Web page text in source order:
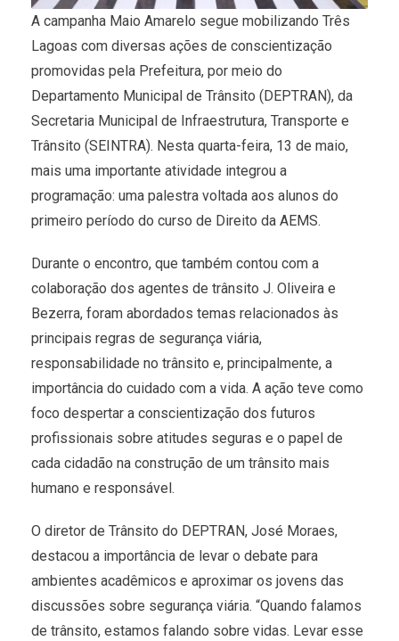
A campanha Maio Amarelo segue mobilizando Três
Lagoas com diversas ações de conscientização
promovidas pela Prefeitura, por meio do
Departamento Municipal de Trânsito (DEPTRAN), da
Secretaria Municipal de Infraestrutura, Transporte e
Trânsito (SEINTRA). Nesta quarta-feira, 13 de maio,
mais uma importante atividade integrou a
programação: uma palestra voltada aos alunos do
primeiro período do curso de Direito da AEMS.
Durante o encontro, que também contou com a
colaboração dos agentes de trânsito J. Oliveira e
Bezerra, foram abordados temas relacionados às
principais regras de segurança viária,
responsabilidade no trânsito e, principalmente, a
importância do cuidado com a vida. A ação teve como
foco despertar a conscientização dos futuros
profissionais sobre atitudes seguras e o papel de
cada cidadão na construção de um trânsito mais
humano e responsável.
O diretor de Trânsito do DEPTRAN, José Moraes,
destacou a importância de levar o debate para
ambientes acadêmicos e aproximar os jovens das
discussões sobre segurança viária. “Quando falamos
de trânsito, estamos falando sobre vidas. Levar esse